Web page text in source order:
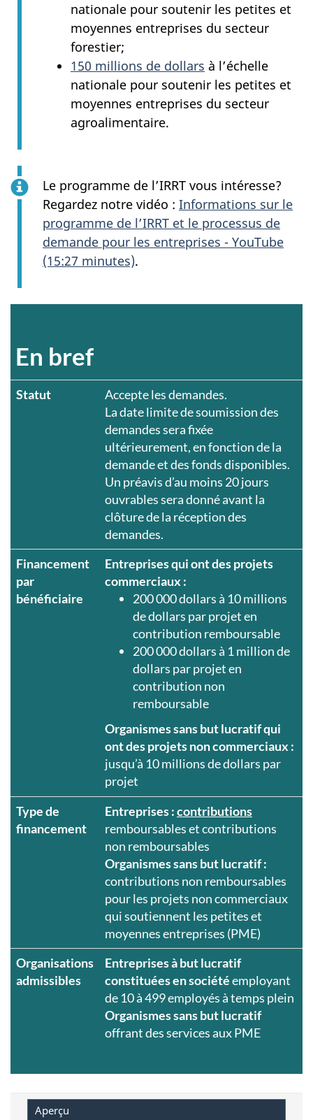
nationale pour soutenir les petites et
moyennes entreprises du secteur
forestier;
150 millions de dollars à l’échelle
nationale pour soutenir les petites et
moyennes entreprises du secteur
agroalimentaire.
Le programme de l’IRRT vous intéresse?
Regardez notre vidéo : Informations sur le
programme de l’IRRT et le processus de
demande pour les entreprises - YouTube
(15:27 minutes).
En bref
Statut
Accepte les demandes.
La date limite de soumission des
demandes sera fixée
ultérieurement, en fonction de la
demande et des fonds disponibles.
Un préavis d’au moins 20 jours
ouvrables sera donné avant la
clôture de la réception des
demandes.
Financement
par
bénéficiaire
Entreprises qui ont des projets
commerciaux :
200 000 dollars à 10 millions
de dollars par projet en
contribution remboursable
200 000 dollars à 1 million de
dollars par projet en
contribution non
remboursable
Organismes sans but lucratif qui
ont des projets non commerciaux :
jusqu’à 10 millions de dollars par
projet
Type de
financement
Entreprises :contributions
remboursables et contributions
non remboursables
Organismes sans but lucratif :
contributions non remboursables
pour les projets non commerciaux
qui soutiennent les petites et
moyennes entreprises (PME)
Organisations
admissibles
Entreprises à but lucratif
constituées en sociétéemployant
de 10 à 499 employés à temps plein
Organismes sans but lucratif
offrant des services aux PME
Aperçu